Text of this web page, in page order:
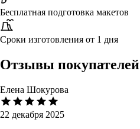
Бесплатная подготовка макетов
Сроки изготовления от 1 дня
Отзывы покупателей
Елена Шокурова
22 декабря 2025